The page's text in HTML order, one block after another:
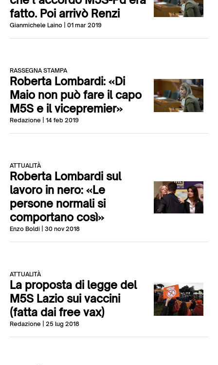
fatto. Poi arrivò Renzi
Gianmichele Laino | 01 mar 2019
RASSEGNA STAMPA
Roberta Lombardi: «Di
Maio non può fare il capo
M5S e il vicepremier»
Redazione | 14 feb 2019
ATTUALITÀ
Roberta Lombardi sul
lavoro in nero: «Le
persone normali si
comportano così»
Enzo Boldi | 30 nov 2018
ATTUALITÀ
La proposta di legge del
M5S Lazio sui vaccini
(fatta dai free vax)
Redazione | 25 lug 2018